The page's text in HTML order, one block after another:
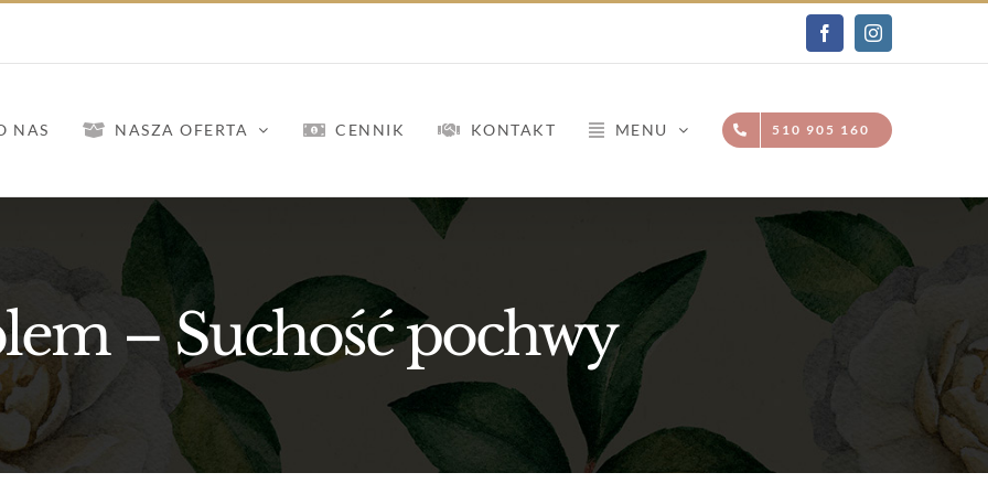
FacebookInstagram
NAS NASZA OFERTA CENNIK KONTAKT MENU 510 905 160
– Suchość pochwy